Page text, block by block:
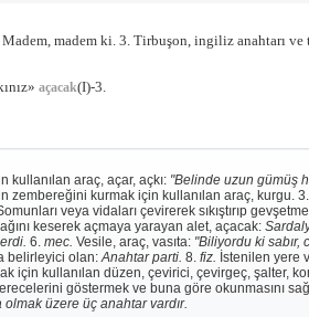
madem ki. 3. Tirbuşon, ingiliz anahtarı ve
açacak(I)-3.
kullanılan araç, açar, açkı: "Belinde uzun gümüş
zembereğini kurmak için kullanılan araç, kurgu.
veya vidaları çevirerek sıkıştırıp
keserek açmaya yarayan alet, açacak:
6. mec. Vesile, araç, vasıta: "Biliyordu ki sabır,
belirleyici olan:Anahtar parti. 8. fiz. İstenilen yere
için kullanılan düzen, çevirici, çevirgeç, şalter,
göstermek ve buna göre okunmasını
olmak üzere üç anahtar vardır.